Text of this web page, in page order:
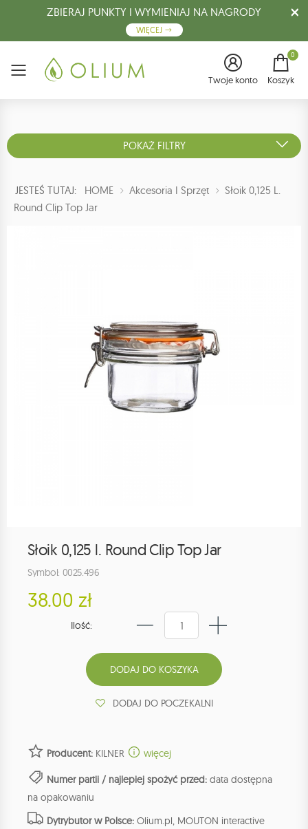
ZBIERAJ PUNKTY I WYMIENIAJ NA NAGRODY
WIĘCEJ
Menu Twoje konto
0
Koszyk
POKAŻ FILTRY
JESTEŚ TUTAJ: HOME Akcesoria I Sprzęt
Słoik 0,125 L.
Round Clip Top Jar
Słoik 0,125 l. Round Clip Top Jar
Symbol: 0025.496
38.00 zł
Ilość:
DODAJ DO POCZEKALNI
Producent: KILNER więcej
Numer partii / najlepiej spożyć przed: data dostępna
na opakowaniu
Dytrybutor w Polsce: Olium.pl, MOUTON interactive